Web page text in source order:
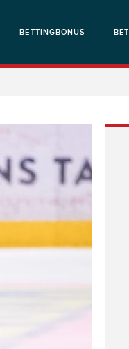
BETTINGBONUS